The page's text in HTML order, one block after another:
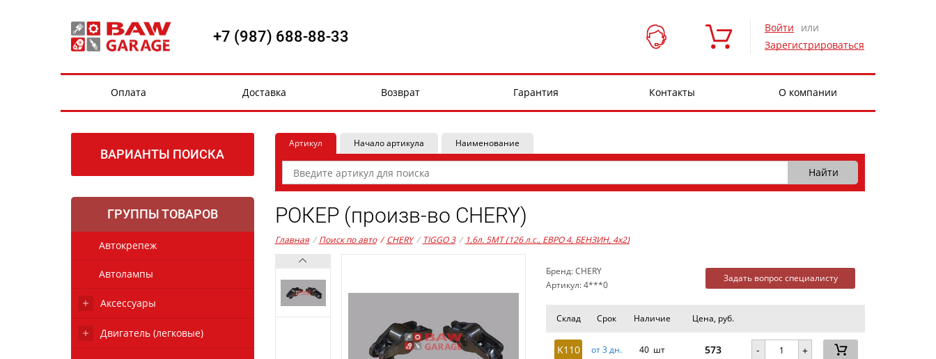
+7 (987) 688-88-33 Войти
или
Зарегистрироваться
Оплата Доставка Возврат Гарантия Контакты О компании
ВАРИАНТЫ ПОИСКА
ГРУППЫ ТОВАРОВ
Автокрепеж
Автолампы
Аксессуары
Двигатель (легковые)
Артикул Начало артикула Наименование
РОКЕР (произв-во CHERY)
Главная / Поиск по авто / CHERY / TIGGO 3 / 1,6л. 5MT (126 л.с., ЕВРО 4, БЕНЗИН, 4x2)
Бренд: CHERY
Артикул: 4***0
Задать вопрос специалисту
Склад Срок Наличие Цена, руб.
K110 от 3 дн. 40 шт 573 - +